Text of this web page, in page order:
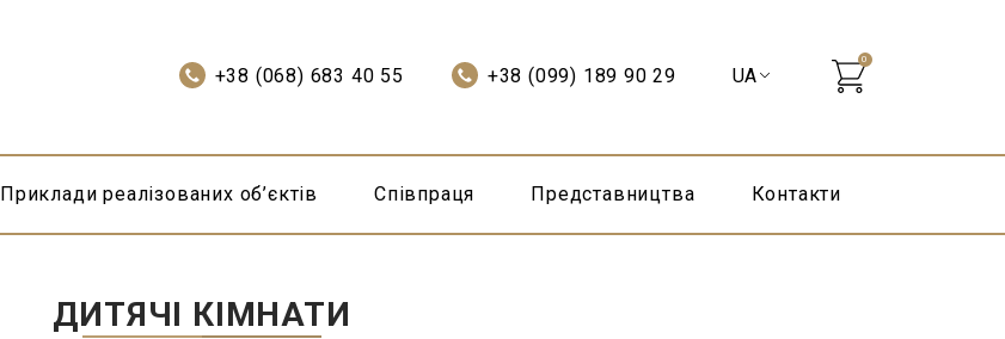
+38 (068) 683 40 55 +38 (099) 189 90 29
0
Приклади реалізованих об’єктів Співпраця Представництва Контакти
ДИТЯЧІ КІМНАТИ